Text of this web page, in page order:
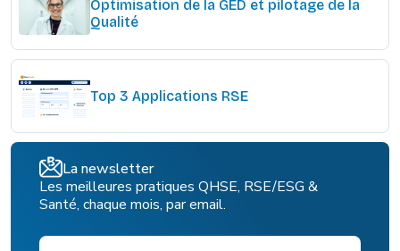
Optimisation de la GED et pilotage de la
Qualité
Top 3 Applications RSE
La newsletter
Les meilleures pratiques QHSE, RSE/ESG &
Santé, chaque mois, par email.